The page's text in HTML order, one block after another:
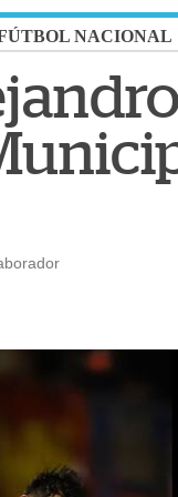
NACIONAL